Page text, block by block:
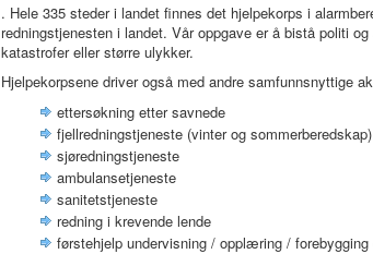
. Hele 335 steder i landet finnes det hjelpekorps i
redningstjenesten i landet. Vår oppgave er å bistå politi
katastrofer eller større ulykker.
Hjelpekorpsene driver også med andre samfunnsnyttige
ettersøkning etter savnede
fjellredningstjeneste (vinter og sommerberedskap)
sjøredningstjeneste
ambulansetjeneste
sanitetstjeneste
redning i krevende lende
førstehjelp undervisning / opplæring /